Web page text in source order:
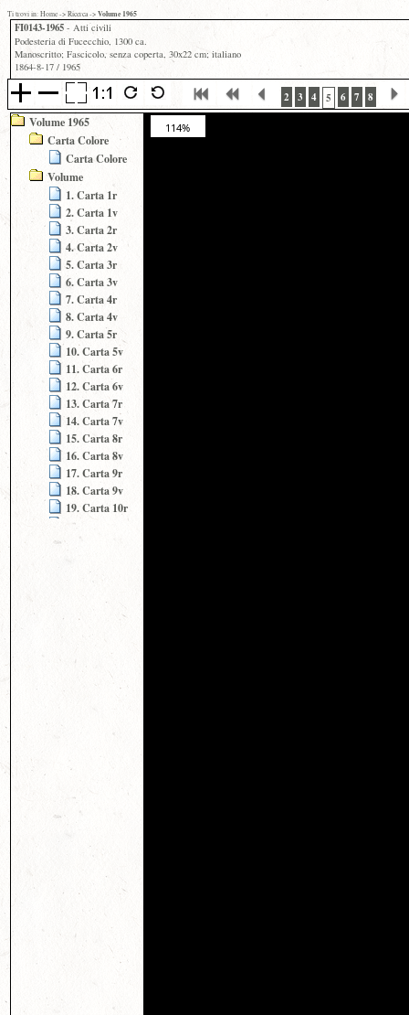
Ti trovi in: Home-> Ricerca-> Volume 1965
FI0143-1965- Atti civili
Podesteria di Fucecchio, 1300 ca.
Manoscritto; Fascicolo, senza coperta, 30x22 cm; italiano
1864-8-17 / 1965
2 3 4 5 6 7 8
Volume 1965
Carta Colore
Carta Colore
Volume
1. Carta 1r
2. Carta 1v
3. Carta 2r
4. Carta 2v
5. Carta 3r
6. Carta 3v
7. Carta 4r
8. Carta 4v
9. Carta 5r
10. Carta 5v
11. Carta 6r
12. Carta 6v
13. Carta 7r
14. Carta 7v
15. Carta 8r
16. Carta 8v
17. Carta 9r
18. Carta 9v
19. Carta 10r
114%